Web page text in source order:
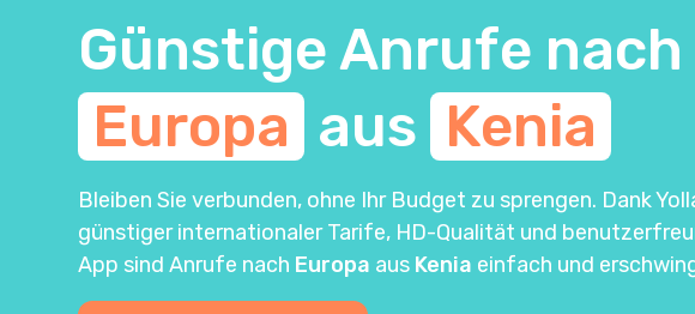
Günstige Anrufe nach
Europa aus Kenia
Bleiben Sie verbunden, ohne Ihr Budget zu sprengen. Dank
günstiger internationaler Tarife, HD-Qualität und
App sind Anrufe nach Europa aus Kenia einfach und